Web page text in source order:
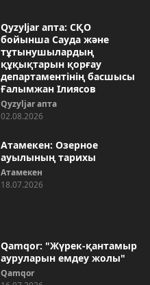
Qyzyljar апта: СҚО
бойынша Сауда және
тұтынушылардың
құқықтарын қорғау
департаментінің басшысы
Ғалымжан Ілиясов
Qyzyljar апта
02.08.2026
Атамекен: Озерное
ауылының тарихы
Атамекен
18.07.2026
Qamqor: "Жүрек-қантамыр
ауруларын емдеу жолы"
Qamqor